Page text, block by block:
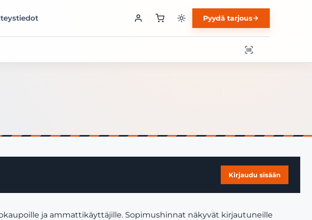
Pyydä tarjous
Kirjaudu sisään
ja ammattikäyttäjille. Sopimushinnat näkyvät kirjautuneille